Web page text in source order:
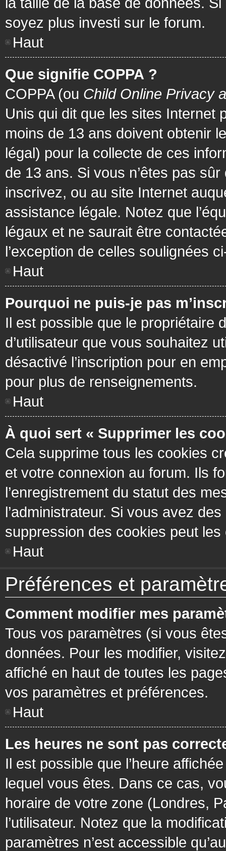
soyez plus investi sur le forum.
Haut
Que signifie COPPA ?
COPPA (ou Child Online Privacy
Unis qui dit que les sites Internet
moins de 13 ans doivent obtenir
légal) pour la collecte de ces
de 13 ans. Si vous n’êtes pas
inscrivez, ou au site Internet
assistance légale. Notez que
légaux et ne saurait être
l’exception de celles soulignées
Haut
Pourquoi ne puis-je pas
Il est possible que le propriétaire
d’utilisateur que vous souhaitez
désactivé l’inscription pour en
pour plus de renseignements.
Haut
À quoi sert « Supprimer les
Cela supprime tous les cookies
et votre connexion au forum. Ils
l’enregistrement du statut des
l’administrateur. Si vous avez
suppression des cookies peut les
Haut
Préférences et
Comment modifier mes
Tous vos paramètres (si vous
données. Pour les modifier,
affiché en haut de toutes les
vos paramètres et préférences.
Haut
Les heures ne sont pas
Il est possible que l’heure
lequel vous êtes. Dans ce cas,
horaire de votre zone (Londres,
l’utilisateur. Notez que la
paramètres n’est accessible